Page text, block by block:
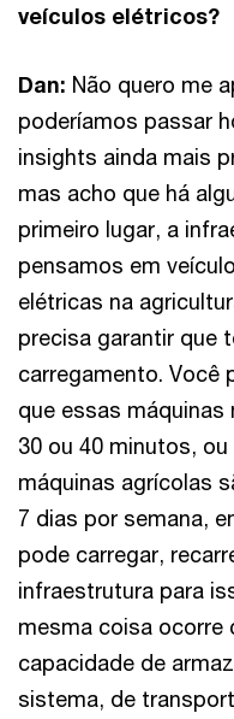
veículos elétricos?
Dan: Não quero me
poderíamos passar
insights ainda mais
mas acho que há
primeiro lugar, a
pensamos em
elétricas na
precisa garantir que
carregamento. Você
que essas
30 ou 40 minutos,
máquinas agrícolas
7 dias por semana,
pode carregar,
infraestrutura para
mesma coisa ocorre
capacidade de
sistema, de